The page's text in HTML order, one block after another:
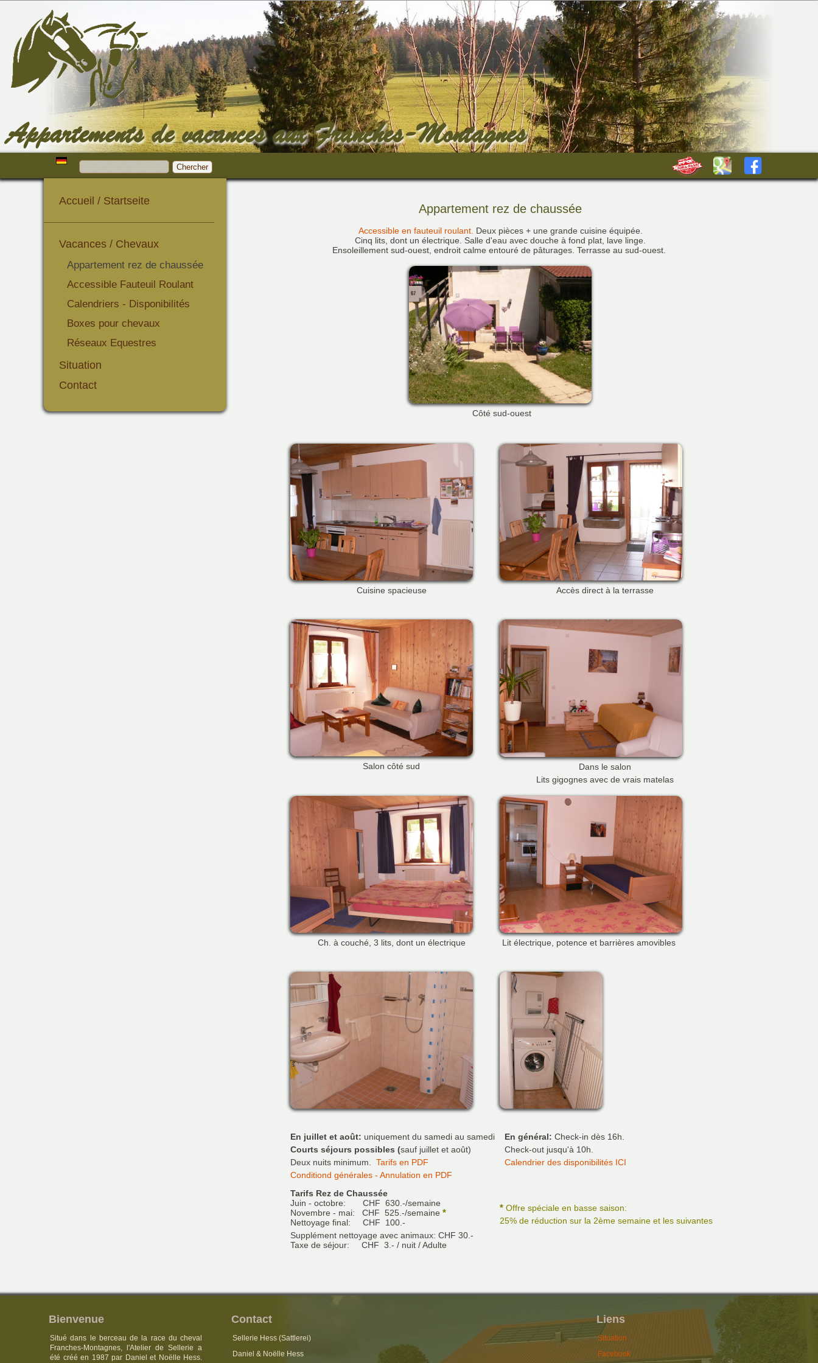
Appartements de vacances aux Franches-Montagnes
Appartement rez de chaussée
Accessible en fauteuil roulant. Deux pièces + une grande cuisine équipée.
Cinq lits, dont un électrique. Salle d'eau avec douche à fond plat, lave linge.
Ensoleillement sud-ouest, endroit calme entouré de pâturages. Terrasse au sud-ouest.
Côté sud-ouest
Cuisine spacieuse Accès direct à la terrasse
Salon côté sud
Dans le salon
Lits gigognes avec de vrais matelas
Ch. à couché, 3 lits, dont un électrique Lit électrique, potence et barrières amovibles
En juillet et août: uniquement du samedi au samedi
Courts séjours possibles (sauf juillet et août)
Deux nuits minimum. Tarifs en PDF
Conditiond générales - Annulation en PDF
En général: Check-in dès 16h.
Check-out jusqu'à 10h.
Calendrier des disponibilités ICI
Tarifs Rez de Chaussée
Juin - octobre: CHF 630.-/semaine
Novembre - mai: CHF 525.-/semaine *
Nettoyage final: CHF 100.-
Supplément nettoyage avec animaux: CHF 30.-
Taxe de séjour: CHF 3.- / nuit / Adulte
* Offre spéciale en basse saison:
25% de réduction sur la 2ème semaine et les suivantes
Accueil / Startseite
Vacances / Chevaux
Appartement rez de chaussée
Accessible Fauteuil Roulant
Calendriers - Disponibilités
Boxes pour chevaux
Réseaux Equestres
Situation
Contact
Bienvenue
Situé dans le berceau de la race du cheval
Franches-Montagnes, l'Atelier de Sellerie a
été créé en 1987 par Daniel et Noëlle Hess.
Contact
Sellerie Hess (Sattlerei)
Daniel & Noëlle Hess
Liens
Situation
Facebook